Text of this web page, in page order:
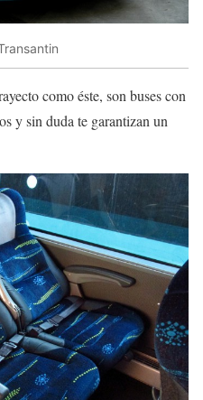
como éste, son buses con
y sin duda te garantizan un